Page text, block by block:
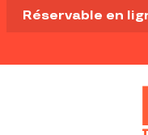
Aller
au
principal
Réservable en